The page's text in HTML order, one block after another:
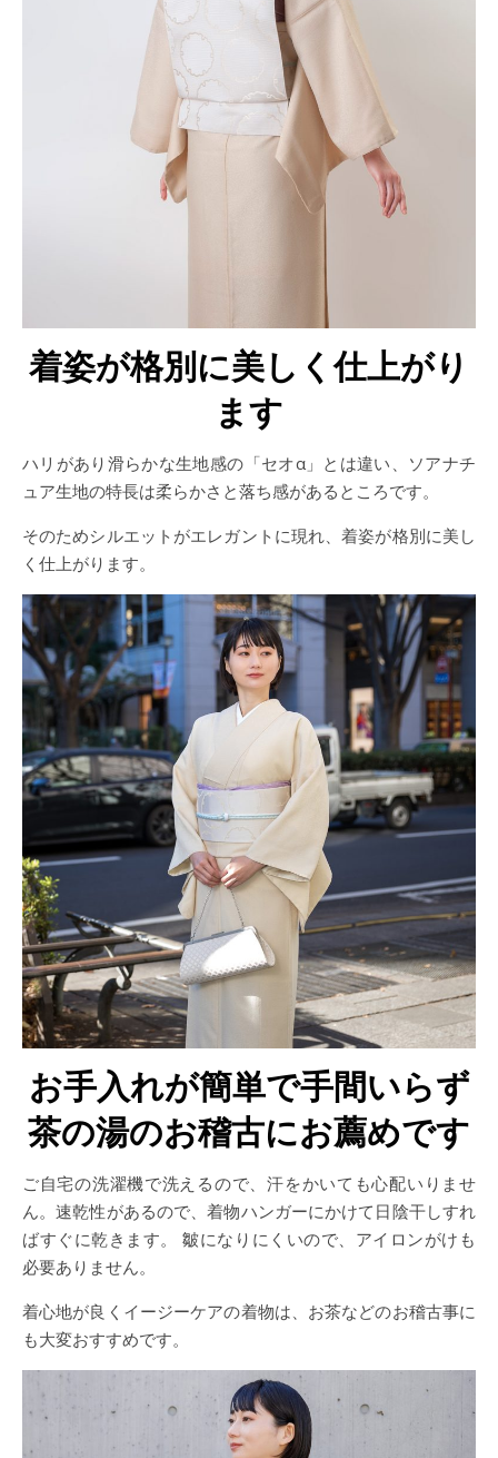
着姿が格別に美しく仕上がり
ます
ハリがあり滑らかな生地感の「セオα」とは違い、ソアナチ
ュア生地の特長は柔らかさと落ち感があるところです。
そのためシルエットがエレガントに現れ、着姿が格別に美し
く仕上がります。
お手入れが簡単で手間いらず
茶の湯のお稽古にお薦めです
ご自宅の洗濯機で洗えるので、汗をかいても心配いりませ
ん。速乾性があるので、着物ハンガーにかけて日陰干しすれ
ばすぐに乾きます。 皺になりにくいので、アイロンがけも
必要ありません。
着心地が良くイージーケアの着物は、お茶などのお稽古事に
も大変おすすめです。